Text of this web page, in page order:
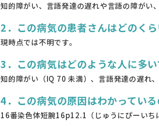
知的障がい、言語発達の遅れや言語の障がい
2．この病気の患者さんはどのく
現時点では不明です。
3．この病気はどのような人に多
知的障がい（IQ 70 未満）、言語発達の遅れ
4．この病気の原因はわかってい
16番染色体短腕16p12.1（じゅうにぴーいち